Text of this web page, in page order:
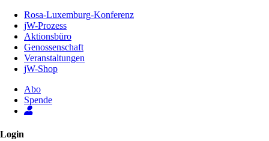
Inhalt
Seite
Rosa-Luxemburg-Konferenz
jW-Prozess
Aktionsbüro
Genossenschaft
Veranstaltungen
jW-Shop
Abo
Spende
Login